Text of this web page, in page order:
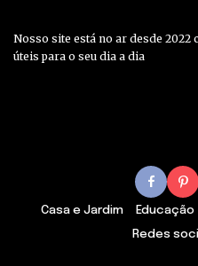
Nosso site está no ar desde
úteis para o seu dia a dia
Casa e Jardim Educação
Redes